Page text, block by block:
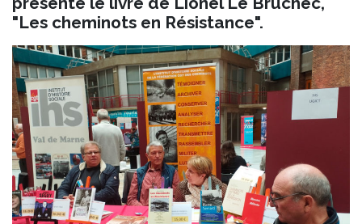
"Les cheminots en Résistance".